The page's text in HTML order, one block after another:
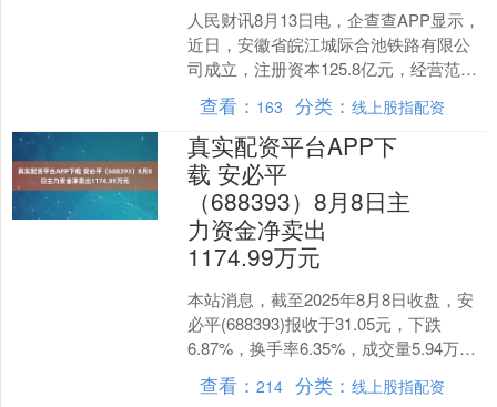
人民财讯8月13日电，企查查APP显示，
近日，安徽省皖江城际合池铁路有限公
司成立，注册资本125.8亿元，经营范围
包含：以自有资金从事投资活动；铁路
运输辅助活动....
查看： 163 分类：线上股指配资
真实配资平台APP下
载 安必平
（688393）8月8日主
力资金净卖出
1174.99万元
本站消息，截至2025年8月8日收盘，安
必平(688393)报收于31.05元，下跌
6.87%，换手率6.35%，成交量5.94万
手，成交额1.88亿元。 8月....
查看：214 分类：线上股指配资